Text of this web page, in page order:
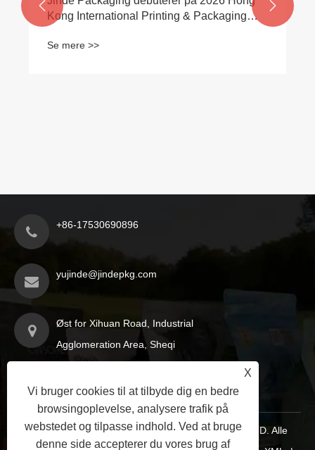
Kong International Printing & Packaging
eksportemballage-trend med fladbundede
Se mere >>
 
+86-17530690896
yujinde@jindepkg.com
Øst for Xihuan Road, Industrial
Agglomeration Area, Sheqi
provinsen, Kina
Copyright © 2025 Nanyang Jinde Packaging Co., LTD. Alle
X
Vi bruger cookies til at tilbyde dig en bedre
browsingoplevelse, analysere trafik på
webstedet og tilpasse indhold. Ved at bruge
denne side accepterer du vores brug af